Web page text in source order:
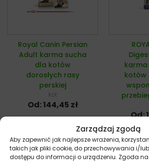
Zarządzaj zgodą
Aby zapewnić jak najlepsze wrażenia,
takich jak pliki cookie, do przechowywania i/
dostępu do informacji o urządzeniu. Zgoda
Royal Canin Persian
Adult karma sucha
dla kotów
dorosłych rasy
perskiej
kot
Od:144,45 zł
Wybierz opcje
kotów
Od: